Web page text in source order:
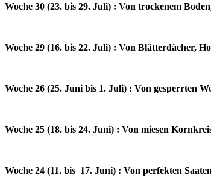
Woche 30 (23. bis 29. Juli) : Von trockenem
Woche 29 (16. bis 22. Juli) : Von Blätterdächer,
Woche 26 (25. Juni bis 1. Juli) : Von gesperrten
Woche 25 (18. bis 24. Juni) : Von miesen
Woche 24 (11. bis 17. Juni) : Von perfekten